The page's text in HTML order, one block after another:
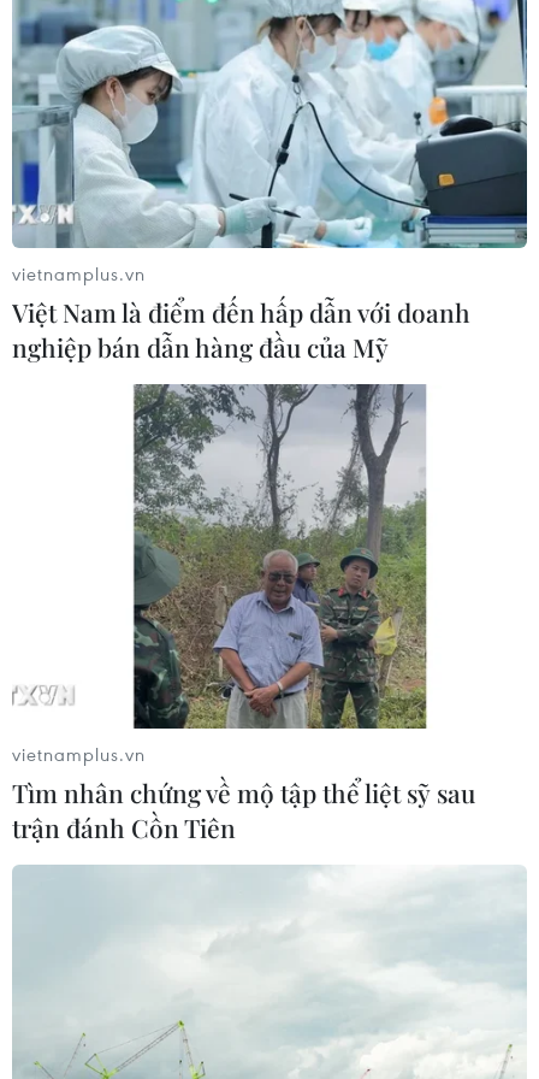
vietnamplus.vn
Việt Nam là điểm đến hấp dẫn với doanh
nghiệp bán dẫn hàng đầu của Mỹ
vietnamplus.vn
Tìm nhân chứng về mộ tập thể liệt sỹ sau
trận đánh Cồn Tiên